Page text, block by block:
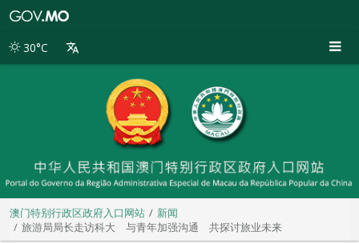
别
30°C
澳门特别行政区政府入口网站
新闻
旅游局局长走访科大 与青年加强沟通 共探讨旅业未来